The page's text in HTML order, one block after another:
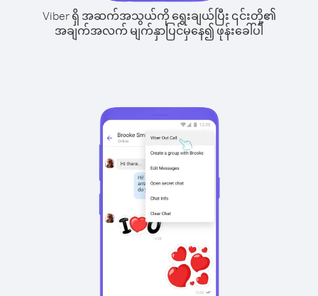
Viber ရှိ အဆက်အသွယ်ကို ရွေးချယ်ပြီး ၎င်းတို့၏
အချက်အလက် မျက်နှာပြင်မှနေ၍ ဖုန်းခေါ်ပါ